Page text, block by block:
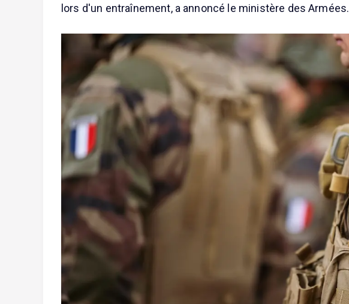
lors d'un entraînement, a annoncé le ministère des Armées.